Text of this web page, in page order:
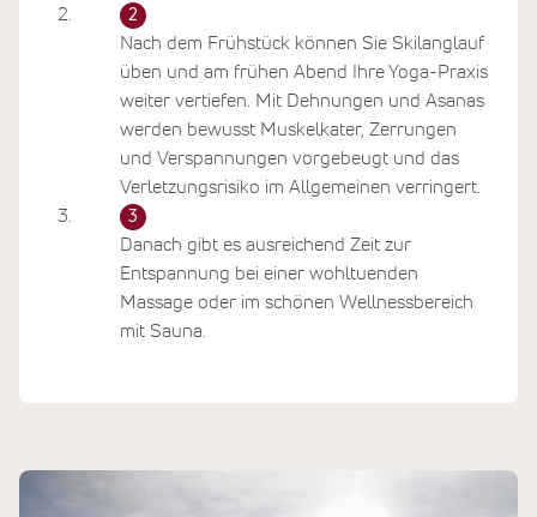
Nach dem Frühstück können Sie Skilanglauf
üben und am frühen Abend Ihre Yoga-Praxis
weiter vertiefen. Mit Dehnungen und Asanas
werden bewusst Muskelkater, Zerrungen
und Verspannungen vorgebeugt und das
Verletzungsrisiko im Allgemeinen verringert.
Danach gibt es ausreichend Zeit zur
Entspannung bei einer wohltuenden
Massage oder im schönen Wellnessbereich
mit Sauna.